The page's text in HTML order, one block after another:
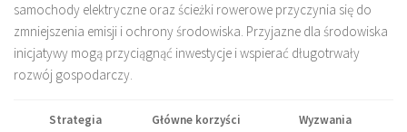
samochody elektryczne oraz ścieżki rowerowe przyczynia się do
zmniejszenia emisji i ochrony środowiska. Przyjazne dla środowiska
inicjatywy mogą przyciągnąć inwestycje i wspierać długotrwały
rozwój gospodarczy.
Strategia Główne korzyści Wyzwania